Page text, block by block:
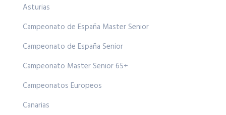
Asturias
Campeonato de España Master Senior
Campeonato de España Senior
Campeonato Master Senior 65+
Campeonatos Europeos
Canarias